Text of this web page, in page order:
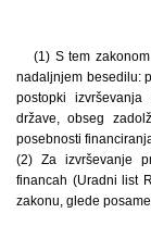
(1) S tem
nadaljnjem besedilu:
postopki
države, obseg
posebnosti
(2) Za izvrševanje
financah (Uradni list
zakonu, glede